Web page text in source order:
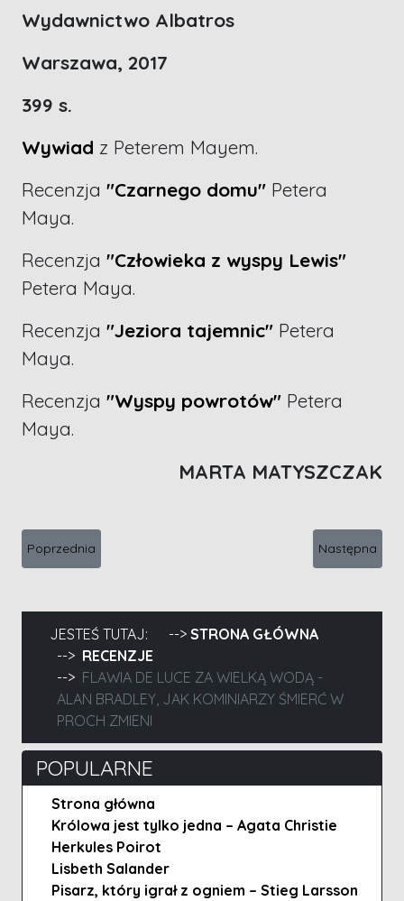
Wydawnictwo Albatros
Warszawa, 2017
399 s.
Wywiad z Peterem Mayem.
Recenzja "Czarnego domu" Petera
Maya.
Recenzja "Człowieka z wyspy Lewis"
Petera Maya.
Recenzja "Jeziora tajemnic" Petera
Maya.
Recenzja "Wyspy powrotów" Petera
Maya.
MARTA MATYSZCZAK
Poprzednia strona: Morderca ofiarą - Pierre Lemaitre, Trzy dni
Poprzednia Następna
Następna
JESTEŚ TUTAJ:
STRONA GŁÓWNA
RECENZJE
FLAWIA DE LUCE ZA WIELKĄ WODĄ -
ALAN BRADLEY, JAK KOMINIARZY ŚMIERĆ W
PROCH ZMIENI
POPULARNE
Strona główna
Królowa jest tylko jedna – Agata Christie
Herkules Poirot
Lisbeth Salander
Pisarz, który igrał z ogniem – Stieg Larsson